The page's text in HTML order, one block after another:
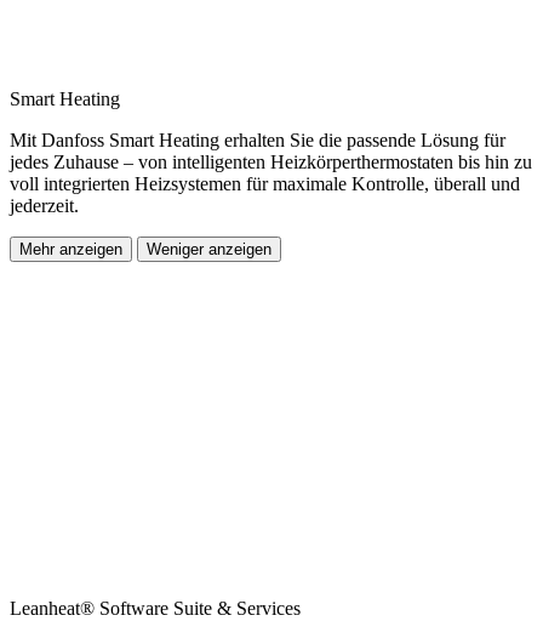
Smart Heating
Mit Danfoss Smart Heating erhalten Sie die passende Lösung für
jedes Zuhause – von intelligenten Heizkörperthermostaten bis hin zu
voll integrierten Heizsystemen für maximale Kontrolle, überall und
jederzeit.
Mehr anzeigen Weniger anzeigen
Leanheat® Software Suite & Services